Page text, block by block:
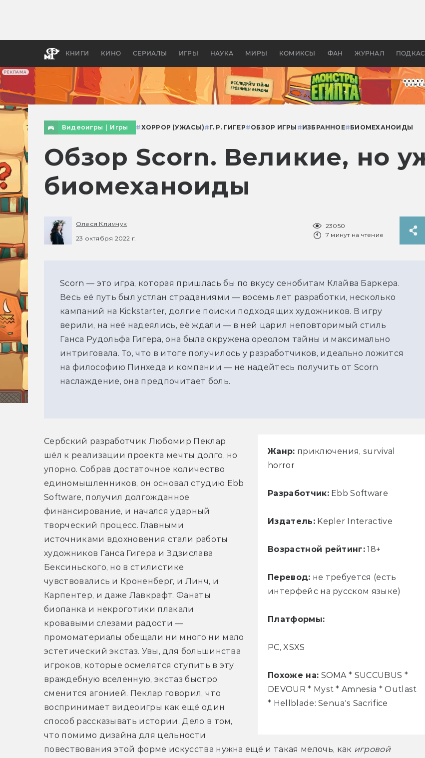
РЕКЛАМА
КНИГИ КИНО СЕРИАЛЫ ИГРЫ НАУКА МИРЫ КОМИКСЫ ФАН ЖУРНАЛ
апокалипсис, в России —
бы «Властелина
Видеоигры Игры #ХОРРОР (УЖАСЫ)#Г. Р. ГИГЕР#ОБЗОР ИГРЫ #ИЗБРАННОЕ#БИОМЕХАНОИДЫ
Обзор Scorn. Великие, но
биомеханоиды
Олеся Климчук
23 октября 2022 г.
23050
7 минут на чтение
Scorn — это игра, которая пришлась бы по вкусу сенобитам Клайва Баркера.
Весь её путь был устлан страданиями — восемь лет разработки, несколько
кампаний на Kickstarter, долгие поиски подходящих художников. В игру
верили, на неё надеялись, её ждали — в ней царил неповторимый стиль
Ганса Рудольфа Гигера, она была окружена ореолом тайны и максимально
интриговала. То, что в итоге получилось у разработчиков, идеально ложится
на философию Пинхеда и компании — не надейтесь получить от Scorn
наслаждение, она предпочитает боль.
Жанр: приключения, survival
horror
Разработчик:Ebb Software
Издатель:Kepler Interactive
Возрастной рейтинг: 18+
Перевод: не требуется (есть
интерфейс на русском языке)
Платформы:
PC, XSXS
Похоже на: SOMA * SUCCUBUS *
DEVOUR * Myst * Amnesia * Outlast
* Hellblade: Senua's Sacrifice
Сербский разработчик Любомир Пеклар
шёл к реализации проекта мечты долго, но
упорно. Собрав достаточное количество
единомышленников, он основал студию Ebb
Software, получил долгожданное
финансирование, и начался ударный
творческий процесс. Главными
источниками вдохновения стали работы
художников Ганса Гигера и Здзислава
Бексиньского, но в стилистике
чувствовались и Кроненберг, и Линч, и
Карпентер, и даже Лавкрафт. Фанаты
биопанка и некроготики плакали
кровавыми слезами радости —
промоматериалы обещали ни много ни мало
эстетический экстаз. Увы, для большинства
игроков, которые осмелятся ступить в эту
враждебную вселенную, экстаз быстро
сменится агонией. Пеклар говорил, что
воспринимает видеоигры как ещё один
способ рассказывать истории. Дело в том,
что помимо дизайна для цельности
повествования этой форме искусства нужна ещё и такая мелочь, как игровой